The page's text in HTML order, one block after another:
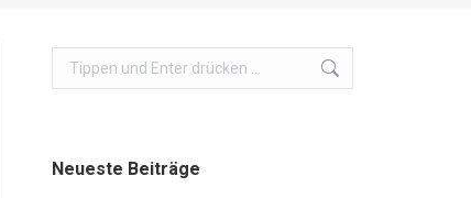
Search:
Neueste Beiträge